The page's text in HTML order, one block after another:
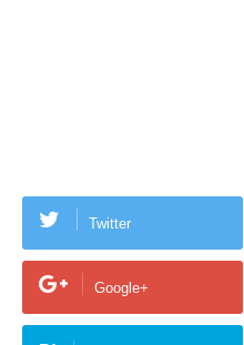
Twitter
Google+